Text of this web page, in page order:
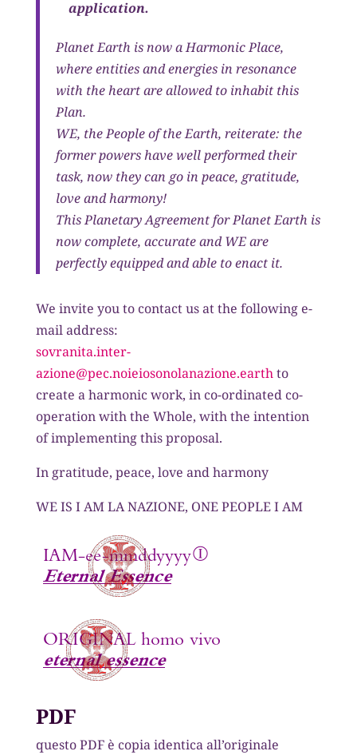
application.
Planet Earth is now a Harmonic Place,
where entities and energies in resonance
with the heart are allowed to inhabit this
Plan.
WE, the People of the Earth, reiterate: the
former powers have well performed their
task, now they can go in peace, gratitude,
love and harmony!
This Planetary Agreement for Planet Earth is
now complete, accurate and WE are
perfectly equipped and able to enact it.
We invite you to contact us at the following e-
mail address:
sovranita.inter-
azione@pec.noieiosonolanazione.earthto
create a harmonic work, in co-ordinated co-
operation with the Whole, with the intention
of implementing this proposal.
In gratitude, peace, love and harmony
WE IS I AM LA NAZIONE, ONE PEOPLE I AM
PDF
questo PDF è copia identica all’originale